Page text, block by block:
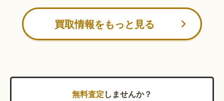
買取情報をもっと見る
無料査定しませんか？